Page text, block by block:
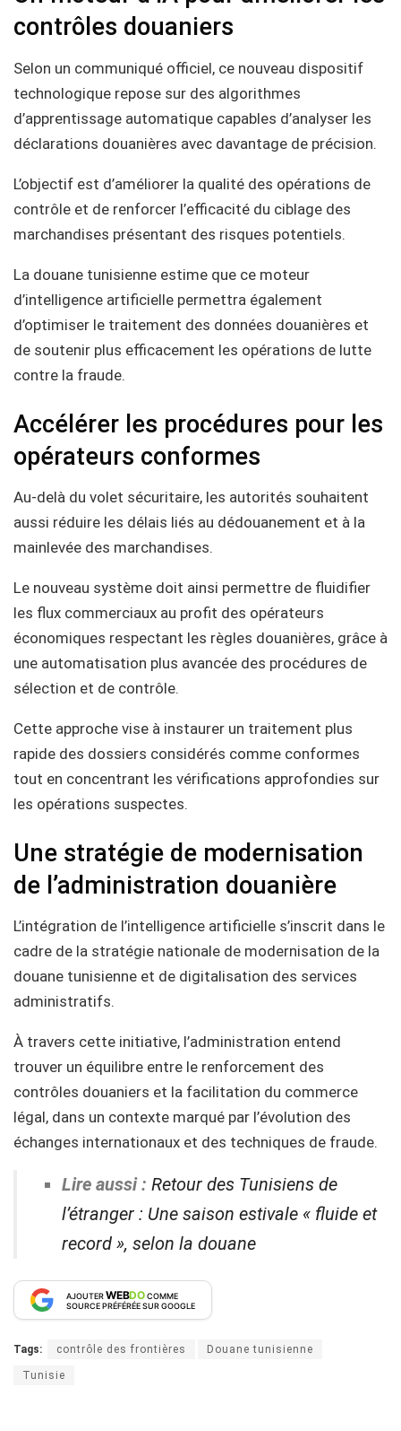
contrôles douaniers
Selon un communiqué officiel, ce nouveau dispositif
technologique repose sur des algorithmes
d’apprentissage automatique capables d’analyser les
déclarations douanières avec davantage de précision.
L’objectif est d’améliorer la qualité des opérations de
contrôle et de renforcer l’efficacité du ciblage des
marchandises présentant des risques potentiels.
La douane tunisienne estime que ce moteur
d’intelligence artificielle permettra également
d’optimiser le traitement des données douanières et
de soutenir plus efficacement les opérations de lutte
contre la fraude.
Accélérer les procédures pour les
opérateurs conformes
Au-delà du volet sécuritaire, les autorités souhaitent
aussi réduire les délais liés au dédouanement et à la
mainlevée des marchandises.
Le nouveau système doit ainsi permettre de fluidifier
les flux commerciaux au profit des opérateurs
économiques respectant les règles douanières, grâce à
une automatisation plus avancée des procédures de
sélection et de contrôle.
Cette approche vise à instaurer un traitement plus
rapide des dossiers considérés comme conformes
tout en concentrant les vérifications approfondies sur
les opérations suspectes.
Une stratégie de modernisation
de l’administration douanière
L’intégration de l’intelligence artificielle s’inscrit dans le
cadre de la stratégie nationale de modernisation de la
douane tunisienne et de digitalisation des services
administratifs.
À travers cette initiative, l’administration entend
trouver un équilibre entre le renforcement des
contrôles douaniers et la facilitation du commerce
légal, dans un contexte marqué par l’évolution des
échanges internationaux et des techniques de fraude.
Lire aussi :Retour des Tunisiens de
l’étranger : Une saison estivale « fluide et
record », selon la douane
AJOUTERWEBDOCOMME
SOURCE PRÉFÉRÉE SUR GOOGLE
Tags: contrôle des frontières Douane tunisienne
Tunisie